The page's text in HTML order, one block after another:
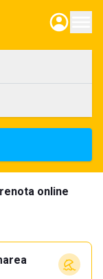
online